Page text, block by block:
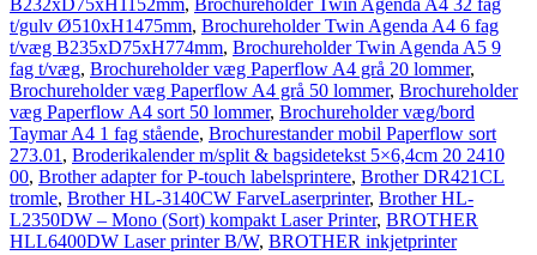
B232xD75xH1152mm, Brochureholder Twin Agenda A4 32 fag
t/gulv Ø510xH1475mm, Brochureholder Twin Agenda A4 6 fag
t/væg B235xD75xH774mm, Brochureholder Twin Agenda A5 9
fag t/væg, Brochureholder væg Paperflow A4 grå 20 lommer,
Brochureholder væg Paperflow A4 grå 50 lommer, Brochureholder
væg Paperflow A4 sort 50 lommer, Brochureholder væg/bord
Taymar A4 1 fag stående, Brochurestander mobil Paperflow sort
273.01 , Broderikalender m/split & bagsidetekst 5×6,4cm 20 2410
00, Brother adapter for P-touch labelsprintere, Brother DR421CL
tromle, Brother HL-3140CW FarveLaserprinter, Brother HL-
L2350DW – Mono (Sort) kompakt Laser Printer, BROTHER
HLL6400DW Laser printer B/W, BROTHER inkjetprinter